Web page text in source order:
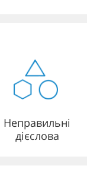
Неправильні
дієслова